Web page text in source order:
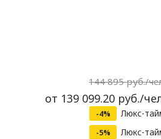
144 895 руб./
от 139 099.20 руб./
-4% Люкс-
-5% Люкс-